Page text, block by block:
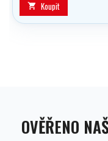
slunci.
 Koupit
OVĚŘENO